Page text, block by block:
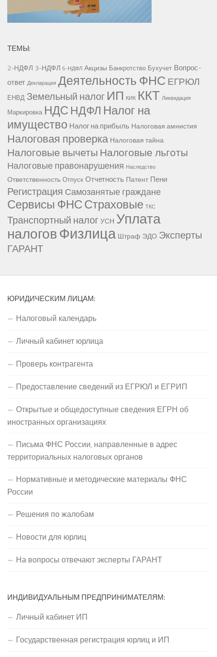
ТЕМЫ:
2-НДФЛ 3-НДФЛ 6-НДФЛ Акцизы Банкротство Бухучет Вопрос-
ответ Декларация Деятельность ФНС ЕГРЮЛ
ЕНВД Земельный налог ИП КИК ККТ Ликвидация
Маркировка НДС НДФЛ Налог на
имущество Налог на прибыль Налоговая амнистия
Налоговая проверка Налоговая тайна
Налоговые вычетыНалоговые льготы
Налоговые правонарушения Наследство
Ответственность Отпуск Отчетность Патент Пени
Регистрация Самозанятые граждане
Сервисы ФНССтраховые ТКС
Транспортный налогУСН Уплата
налоговФизлица Штраф ЭДО Эксперты
ГАРАНТ
ЮРИДИЧЕСКИМ ЛИЦАМ:
Налоговый календарь
Личный кабинет юрлица
Проверь контрагента
Предоставление сведений из ЕГРЮЛ и ЕГРИП
Открытые и общедоступные сведения ЕГРН об
иностранных организациях
Письма ФНС России, направленные в адрес
территориальных налоговых органов
Нормативные и методические материалы ФНС
России
Решения по жалобам
Новости для юрлиц
На вопросы отвечают эксперты ГАРАНТ
ИНДИВИДУАЛЬНЫМ ПРЕДПРИНИМАТЕЛЯМ:
Личный кабинет ИП
Государственная регистрация юрлиц и ИП